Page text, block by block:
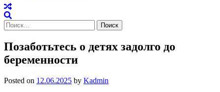
Найти:
Позаботьтесь о детях задолго до
беременности
Posted on 12.06.2025 by Kadmin